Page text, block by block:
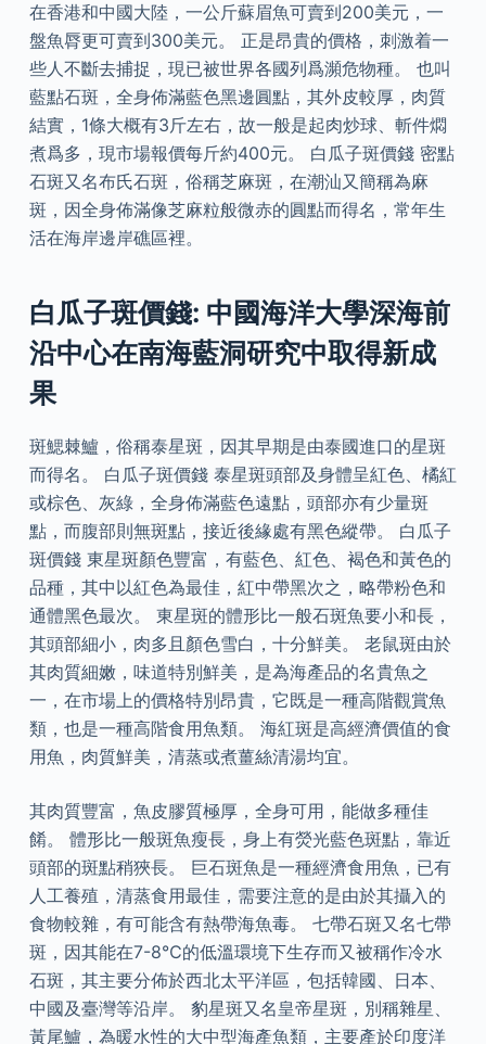
在香港和中國大陸，一公斤蘇眉魚可賣到200美元，一
盤魚脣更可賣到300美元。 正是昂貴的價格，刺激着一
些人不斷去捕捉，現已被世界各國列爲瀕危物種。 也叫
藍點石斑，全身佈滿藍色黑邊圓點，其外皮較厚，肉質
結實，1條大概有3斤左右，故一般是起肉炒球、斬件燜
煮爲多，現市場報價每斤約400元。 白瓜子斑價錢 密點
石斑又名布氏石斑，俗稱芝麻斑，在潮汕又簡稱為麻
斑，因全身佈滿像芝麻粒般微赤的圓點而得名，常年生
活在海岸邊岸礁區裡。
白瓜子斑價錢: 中國海洋大學深海前
沿中心在南海藍洞研究中取得新成
果
斑鰓棘鱸，俗稱泰星斑，因其早期是由泰國進口的星斑
而得名。 白瓜子斑價錢 泰星斑頭部及身體呈紅色、橘紅
或棕色、灰綠，全身佈滿藍色遠點，頭部亦有少量斑
點，而腹部則無斑點，接近後緣處有黑色縱帶。 白瓜子
斑價錢 東星斑顏色豐富，有藍色、紅色、褐色和黃色的
品種，其中以紅色為最佳，紅中帶黑次之，略帶粉色和
通體黑色最次。 東星斑的體形比一般石斑魚要小和長，
其頭部細小，肉多且顏色雪白，十分鮮美。 老鼠斑由於
其肉質細嫩，味道特別鮮美，是為海產品的名貴魚之
一，在市場上的價格特別昂貴，它既是一種高階觀賞魚
類，也是一種高階食用魚類。 海紅斑是高經濟價值的食
用魚，肉質鮮美，清蒸或煮薑絲清湯均宜。
其肉質豐富，魚皮膠質極厚，全身可用，能做多種佳
餚。 體形比一般斑魚瘦長，身上有熒光藍色斑點，靠近
頭部的斑點稍狹長。 巨石斑魚是一種經濟食用魚，已有
人工養殖，清蒸食用最佳，需要注意的是由於其攝入的
食物較雜，有可能含有熱帶海魚毒。 七帶石斑又名七帶
斑，因其能在7-8℃的低溫環境下生存而又被稱作冷水
石斑，其主要分佈於西北太平洋區，包括韓國、日本、
中國及臺灣等沿岸。 豹星斑又名皇帝星斑，別稱雜星、
黃尾鱸，為暖水性的大中型海產魚類，主要產於印度洋